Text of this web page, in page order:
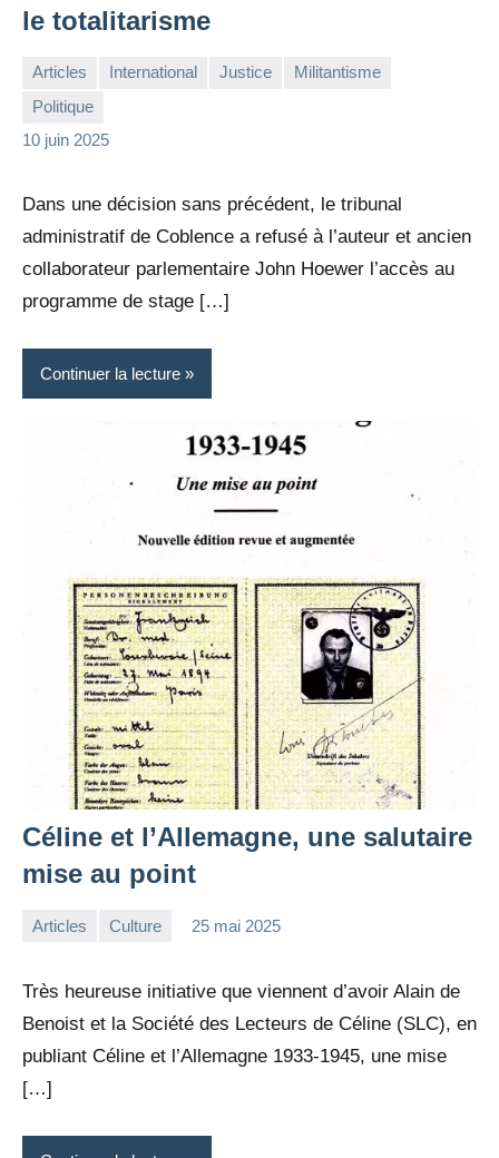
le totalitarisme
Articles International Justice
Militantisme
Politique
10 juin 2025
Rédaction
commentaire
Dans une décision sans précédent, le tribunal
administratif de Coblence a refusé à l’auteur et ancien
collaborateur parlementaire John Hoewer l’accès au
programme de stage […]
Continuer la lecture
Céline et l’Allemagne, une salutaire
mise au point
Articles Culture 25 mai 2025
Très heureuse initiative que viennent d’avoir Alain de
Benoist et la Société des Lecteurs de Céline (SLC), en
publiant Céline et l’Allemagne 1933-1945, une mise
[…]